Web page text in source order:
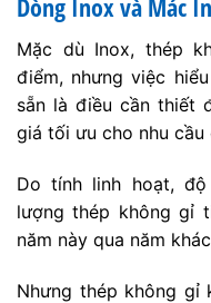
Dòng Inox và Mác
Mặc dù Inox, thép
điểm, nhưng việc
sẵn là điều cần thiết
giá tối ưu cho nhu cầu
Do tính linh hoạt,
lượng thép không gỉ
năm này qua năm
Nhưng thép không gỉ